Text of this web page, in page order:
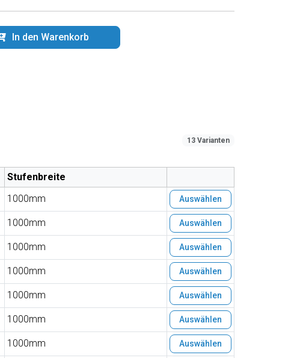
In den Warenkorb
13 Varianten
Stufenbreite
1000mm Auswählen
1000mm Auswählen
1000mm Auswählen
1000mm Auswählen
1000mm Auswählen
1000mm Auswählen
1000mm Auswählen